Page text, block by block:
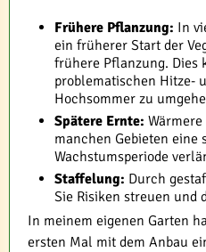
Frühere Pflanzung: In
ein früherer Start der
frühere Pflanzung. Dies
problematischen Hitze-
Hochsommer zu
Spätere Ernte:
manchen Gebieten eine
Wachstumsperiode
Staffelung: Durch
Sie Risiken streuen und
In meinem eigenen Garten
ersten Mal mit dem Anbau